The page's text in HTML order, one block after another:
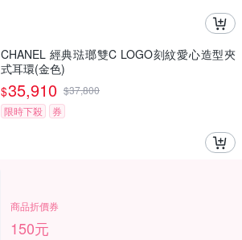
CHANEL 經典琺瑯雙C LOGO刻紋愛心造型夾
式耳環(金色)
$35,910 $37,800
限時下殺
券
商品折價券
150元